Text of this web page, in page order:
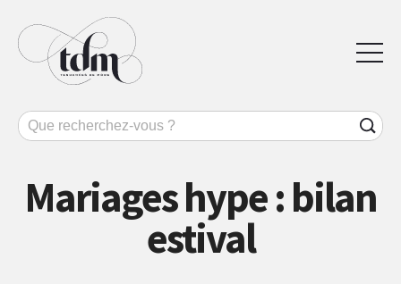
Mariages hype : bilan
estival